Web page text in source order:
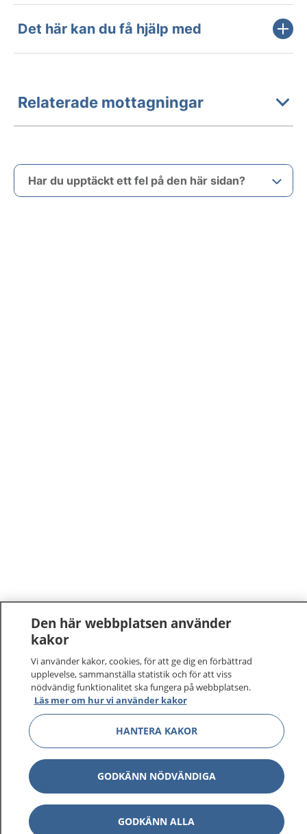
Det här kan du få hjälp med
Relaterade mottagningar
Har du upptäckt ett fel på den här sidan?
Den här webbplatsen använder
kakor
Vi använder kakor, cookies, för att ge dig en förbättrad
upplevelse, sammanställa statistik och för att viss
nödvändig funktionalitet ska fungera på webbplatsen.
Läs mer om hur vi använder kakor
HANTERA KAKOR
GODKÄNN NÖDVÄNDIGA
GODKÄNN ALLA